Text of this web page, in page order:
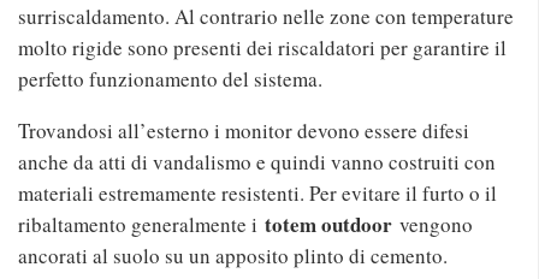
surriscaldamento. Al contrario nelle zone con temperature
molto rigide sono presenti dei riscaldatori per garantire il
perfetto funzionamento del sistema.
Trovandosi all’esterno i monitor devono essere difesi
anche da atti di vandalismo e quindi vanno costruiti con
materiali estremamente resistenti. Per evitare il furto o il
ribaltamento generalmente i totem outdoor vengono
ancorati al suolo su un apposito plinto di cemento.